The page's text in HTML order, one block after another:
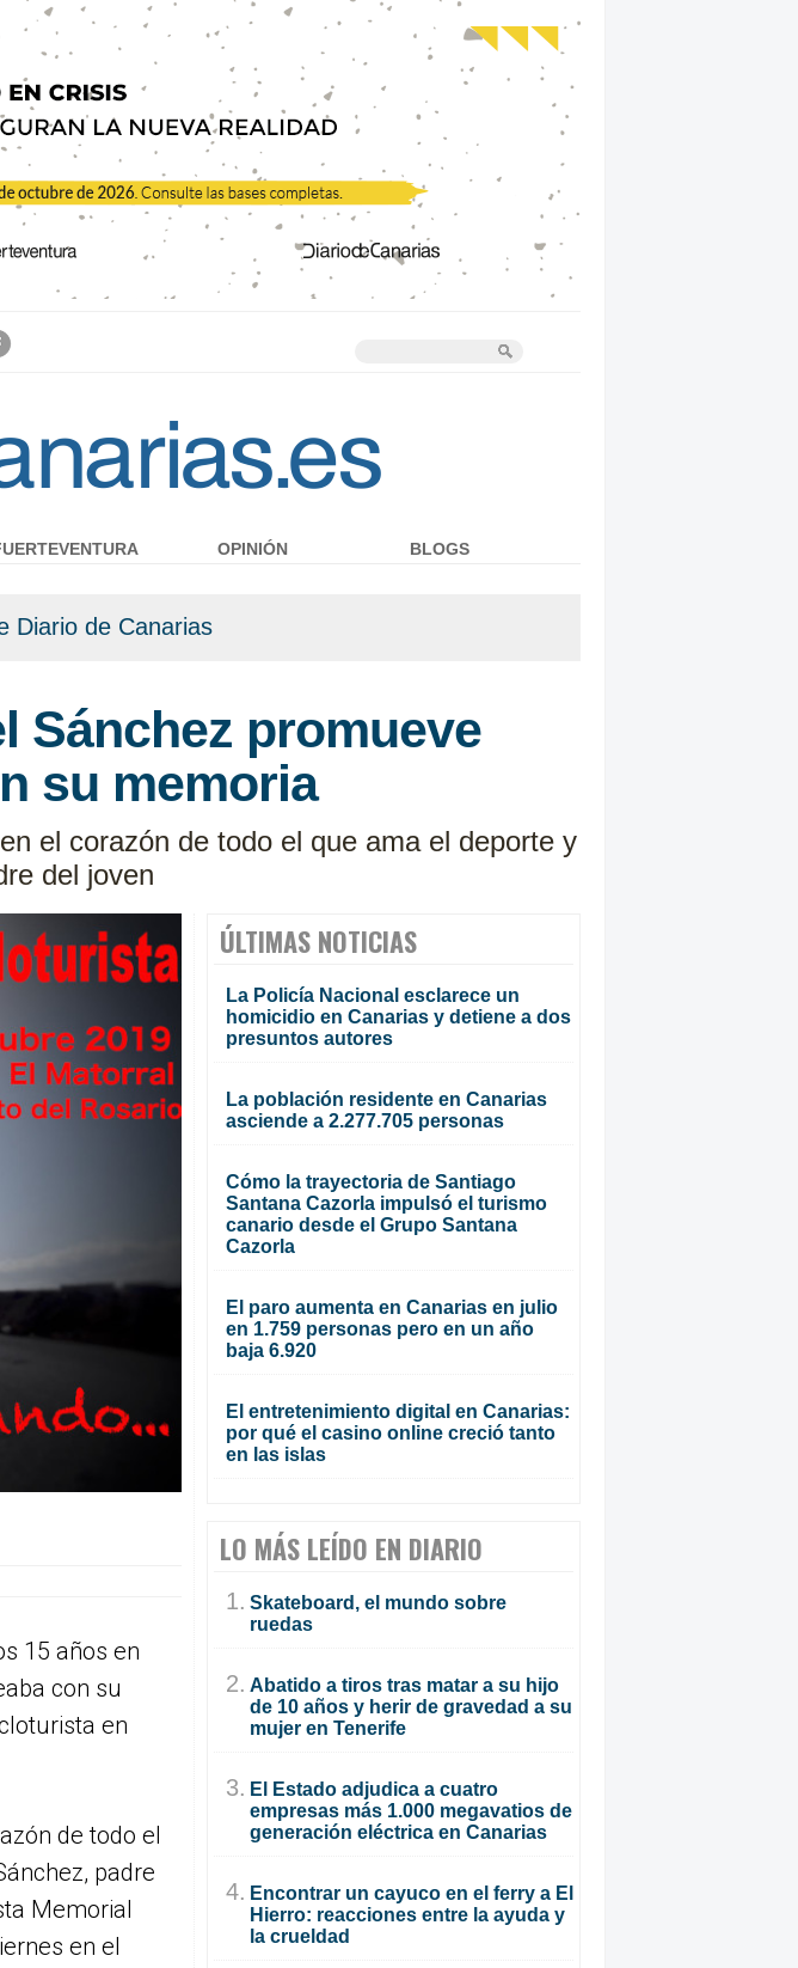
Diario de Canarias
Sánchez promueve
su memoria
el corazón de todo el que ama el deporte y
del joven
15 años en
con su
en
de todo el
padre
Memorial
en el
OPINIÓN BLOGS
ÚLTIMAS NOTICIAS
La Policía Nacional esclarece un
homicidio en Canarias y detiene a dos
presuntos autores
La población residente en Canarias
asciende a 2.277.705 personas
Cómo la trayectoria de Santiago
Santana Cazorla impulsó el turismo
canario desde el Grupo Santana
Cazorla
El paro aumenta en Canarias en julio
en 1.759 personas pero en un año
baja 6.920
El entretenimiento digital en Canarias:
por qué el casino online creció tanto
en las islas
LO MÁS LEÍDO EN DIARIO
1. Skateboard, el mundo sobre
ruedas
2. Abatido a tiros tras matar a su hijo
de 10 años y herir de gravedad a su
mujer en Tenerife
3. El Estado adjudica a cuatro
empresas más 1.000 megavatios de
generación eléctrica en Canarias
4. Encontrar un cayuco en el ferry a El
Hierro: reacciones entre la ayuda y
la crueldad